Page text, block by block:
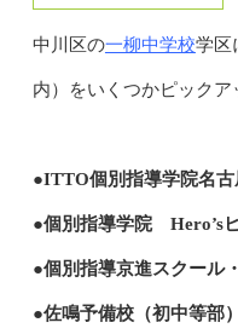
中川区の一柳中学校学区
内）をいくつかピックア
●ITTO個別指導学院名古
●個別指導学院 Hero’s
●個別指導京進スクール
●佐鳴予備校（初中等部